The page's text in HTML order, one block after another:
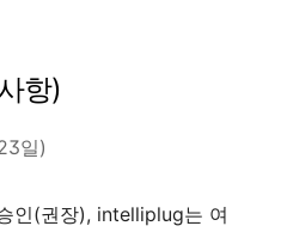
항)
일)
인(권장), intelliplug는 여